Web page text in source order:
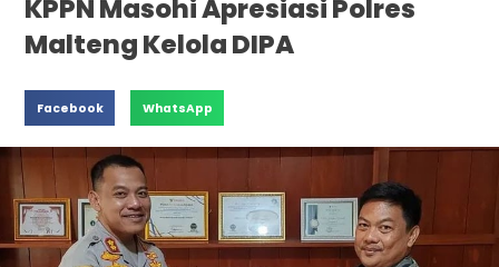
KPPN Masohi Apresiasi Polres
Malteng Kelola DIPA
Facebook WhatsApp